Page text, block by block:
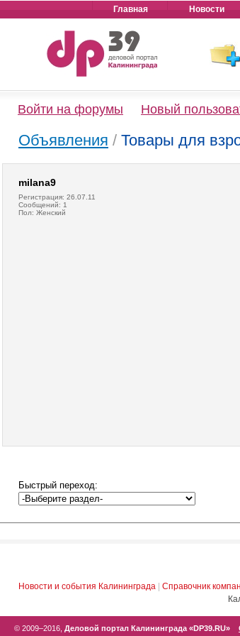
Главная Новости
Войти на форумы Новый
Объявления / Товары для
milana9
Регистрация: 26.07.11
Сообщений: 1
Пол: Женский
Быстрый переход:
Новости и события Калининграда Справочник
© 2009–2016, Деловой портал Калининграда «DP39.RU»